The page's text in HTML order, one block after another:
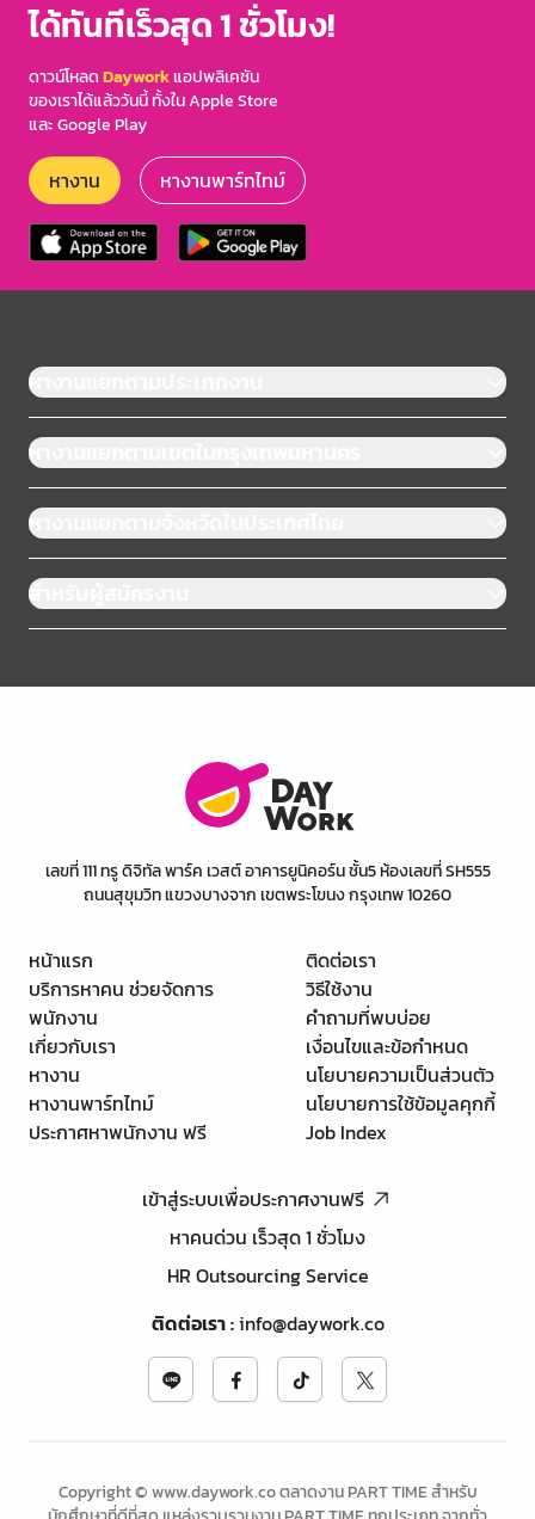
ได้ทันทีเร็วสุด 1 ชั่วโมง!
ดาวน์โหลดDayworkแอปพลิเคชัน
ของเราได้แล้ววันนี้ ทั้งใน Apple Store
และ Google Play
หางาน หางานพาร์ทไทม์
หางานแยกตามประเภทงาน
หางานแยกตามเขตในกรุงเทพมหานคร
หางานแยกตามจังหวัดในประเทศไทย
สำหรับผู้สมัครงาน
เลขที่ 111 ทรู ดิจิทัล พาร์ค เวสต์ อาคารยูนิคอร์น ชั้น5 ห้องเลขที่ SH555
ถนนสุขุมวิท แขวงบางจาก เขตพระโขนง กรุงเทพ 10260
หน้าแรก
บริการหาคน ช่วยจัดการ
พนักงาน
เกี่ยวกับเรา
หางาน
หางานพาร์ทไทม์
ประกาศหาพนักงาน ฟรี
ติดต่อเรา
วิธีใช้งาน
คำถามที่พบบ่อย
เงื่อนไขและข้อกำหนด
นโยบายความเป็นส่วนตัว
นโยบายการใช้ข้อมูลคุกกี้
Job Index
เข้าสู่ระบบเพื่อประกาศงานฟรี
หาคนด่วน เร็วสุด 1 ชั่วโมง
HR Outsourcing Service
ติดต่อเรา:info@daywork.co
Copyright © www.daywork.co ตลาดงาน PART TIME สำหรับ